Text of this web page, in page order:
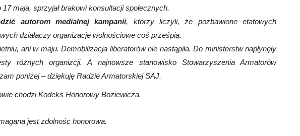
maja, sprzyjał brakowi konsultacji społecznych.
autorom medialnej kampanii, którzy liczyli, że pozbawione etatowych
działaczy organizacje wolnościowe coś prześpią.
ani w maju. Demobilizacja liberatorów nie nastąpiła. Do ministerstw napłynęły
różnych organizcji. A najnowsze stanowisko Stowarzyszenia Armatorów
poniżej – dziękuję Radzie Armatorskiej SAJ.
chodzi Kodeks Honorowy Boziewicza.
jest zdolnośc honorowa.